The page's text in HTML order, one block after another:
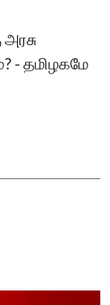
- தமிழகமே